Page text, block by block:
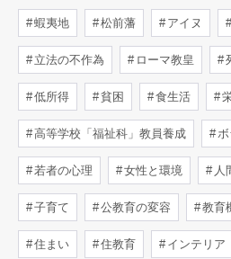
蝦夷地 松前藩 アイヌ
立法の不作為 ローマ教皇
低所得 貧困 食生活
高等学校「福祉科」教員養成 ボ
若者の心理 女性と環境 人
子育て 公教育の変容 教育
住まい 住教育 インテリア